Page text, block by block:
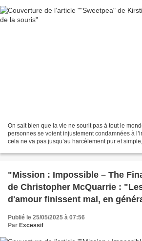
On sait bien que la vie ne sourit pas à tout le
personnes se voient injustement condamnées à
cela ne va pas jusqu’au harcèlement pur et
"Mission : Impossible – The
de Christopher McQuarrie :
d'amour finissent mal, en
Publié le 25/05/2025 à 07:56
Par Excessif